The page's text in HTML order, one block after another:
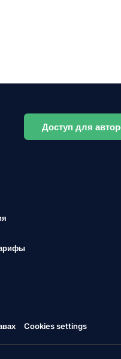
Доступ для
Cookies settings